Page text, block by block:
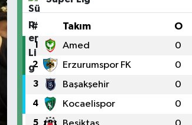
# Takım O
1 Amed 0
2 Erzurumspor FK 0
3 Başakşehir 0
4 Kocaelispor 0
5